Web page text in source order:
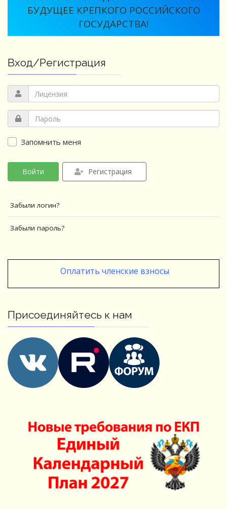
БУДУЩЕЕ КРЕПКОГО РОССИЙСКОГО
ГОСУДАРСТВА!
Вход/Регистрация
Запомнить меня
Войти Регистрация
Забыли логин?
Забыли пароль?
Оплатить членские взносы
Присоединяйтесь к нам